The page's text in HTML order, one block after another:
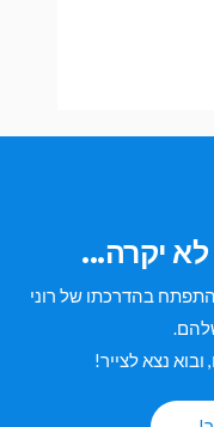
יקרה...
בהדרכתו של רוני
נצא לצייר!